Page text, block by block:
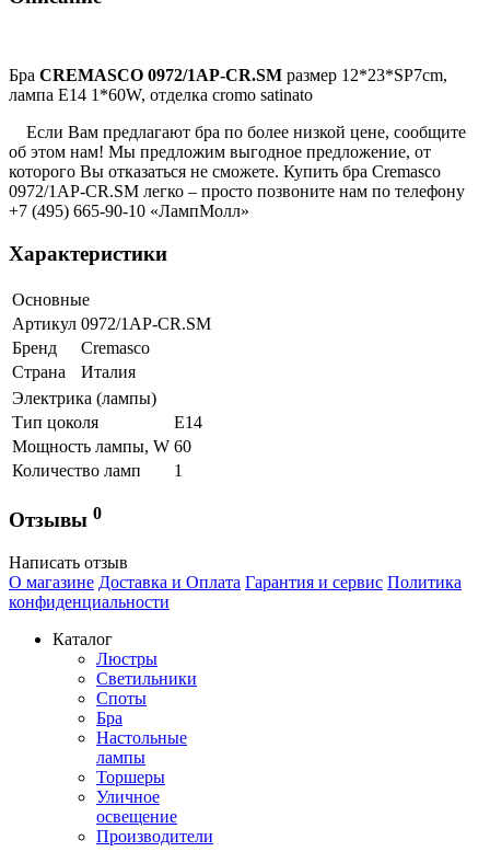
Бра CREMASCO 0972/1AP-CR.SM размер 12*23*SP7cm,
лампа E14 1*60W, отделка cromo satinato
Если Вам предлагают бра по более низкой цене, сообщите
об этом нам! Мы предложим выгодное предложение, от
которого Вы отказаться не сможете. Купить бра Cremasco
0972/1AP-CR.SM легко – просто позвоните нам по телефону
+7 (495) 665-90-10 «ЛампМолл»
Характеристики
Основные
Артикул 0972/1AP-CR.SM
Бренд
Cremasco
Страна
Италия
Электрика (лампы)
Тип цоколя
Е14
Мощность лампы, W 60
Количество ламп
1
Отзывы 0
Написать отзыв
О магазине Доставка и Оплата Гарантия и сервис Политика
конфиденциальности
Каталог
Люстры
Светильники
Споты
Бра
Настольные
лампы
Торшеры
Уличное
освещение
Производители